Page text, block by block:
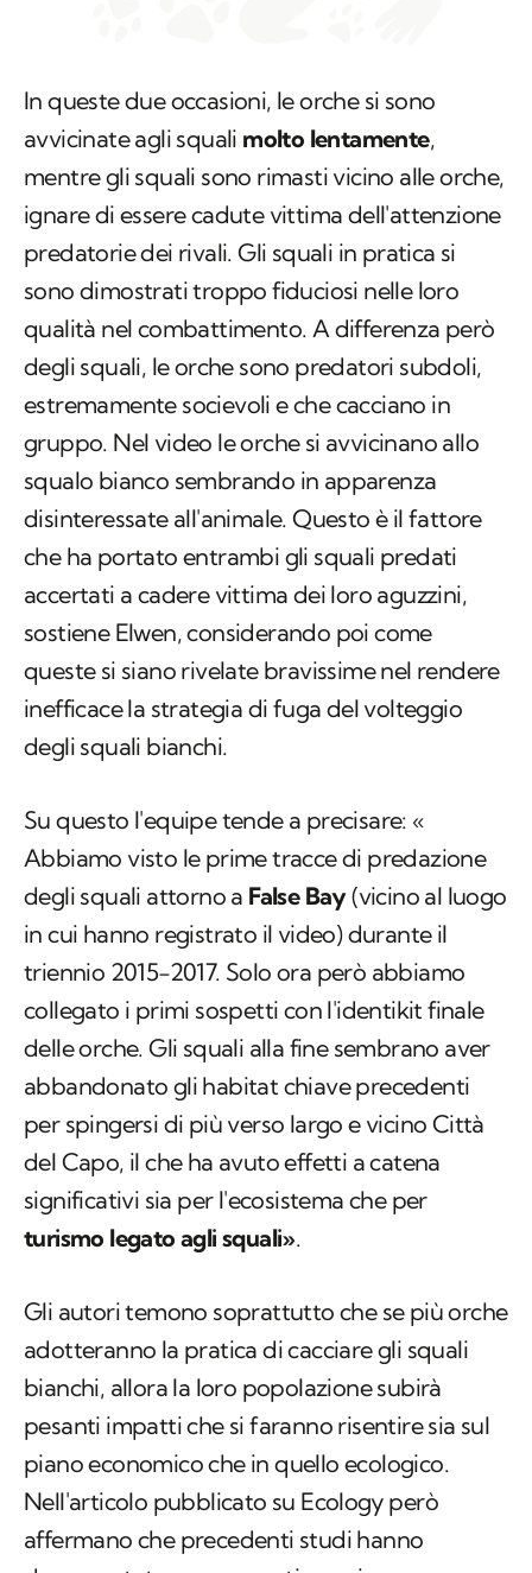
ignare di essere cadute vittima dell'attenzione
predatorie dei rivali. Gli squali in pratica si
sono dimostrati troppo fiduciosi nelle loro
qualità nel combattimento. A differenza però
degli squali, le orche sono predatori subdoli,
estremamente socievoli e che cacciano in
gruppo. Nel video le orche si avvicinano allo
squalo bianco sembrando in apparenza
disinteressate all'animale. Questo è il fattore
che ha portato entrambi gli squali predati
accertati a cadere vittima dei loro aguzzini,
sostiene Elwen, considerando poi come
queste si siano rivelate bravissime nel rendere
inefficace la strategia di fuga del volteggio
degli squali bianchi.
Su questo l'equipe tende a precisare: «
Abbiamo visto le prime tracce di predazione
in cui hanno registrato il video) durante il
triennio 2015-2017. Solo ora però abbiamo
collegato i primi sospetti con l'identikit finale
delle orche. Gli squali alla fine sembrano aver
abbandonato gli habitat chiave precedenti
per spingersi di più verso largo e vicino Città
del Capo, il che ha avuto effetti a catena
significativi sia per l'ecosistema che per
turismo legato agli squali»
.
Gli autori temono soprattutto che se più orche
adotteranno la pratica di cacciare gli squali
pesanti impatti che si faranno risentire sia sul
piano economico che in quello ecologico.
Nell'articolo pubblicato su Ecology però
affermano che precedenti studi hanno
documentato come questi nuovi
comportamenti si siano diffusi tra le orche
attraverso una trasmissione culturale. Sarebbe